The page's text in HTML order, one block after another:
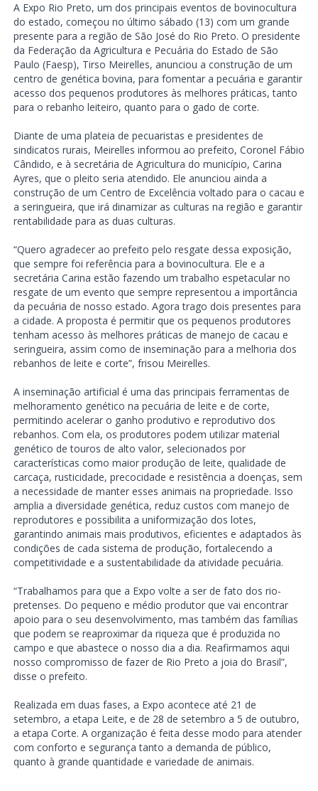
A Expo Rio Preto, um dos principais eventos de bovinocultura
do estado, começou no último sábado (13) com um grande
presente para a região de São José do Rio Preto. O presidente
da Federação da Agricultura e Pecuária do Estado de São
Paulo (Faesp), Tirso Meirelles, anunciou a construção de um
centro de genética bovina, para fomentar a pecuária e garantir
acesso dos pequenos produtores às melhores práticas, tanto
para o rebanho leiteiro, quanto para o gado de corte.
Diante de uma plateia de pecuaristas e presidentes de
sindicatos rurais, Meirelles informou ao prefeito, Coronel Fábio
Cândido, e à secretária de Agricultura do município, Carina
Ayres, que o pleito seria atendido. Ele anunciou ainda a
construção de um Centro de Excelência voltado para o cacau e
a seringueira, que irá dinamizar as culturas na região e garantir
rentabilidade para as duas culturas.
“Quero agradecer ao prefeito pelo resgate dessa exposição,
que sempre foi referência para a bovinocultura. Ele e a
secretária Carina estão fazendo um trabalho espetacular no
resgate de um evento que sempre representou a importância
da pecuária de nosso estado. Agora trago dois presentes para
a cidade. A proposta é permitir que os pequenos produtores
tenham acesso às melhores práticas de manejo de cacau e
seringueira, assim como de inseminação para a melhoria dos
rebanhos de leite e corte”, frisou Meirelles.
A inseminação artificial é uma das principais ferramentas de
melhoramento genético na pecuária de leite e de corte,
permitindo acelerar o ganho produtivo e reprodutivo dos
rebanhos. Com ela, os produtores podem utilizar material
genético de touros de alto valor, selecionados por
características como maior produção de leite, qualidade de
carcaça, rusticidade, precocidade e resistência a doenças, sem
a necessidade de manter esses animais na propriedade. Isso
amplia a diversidade genética, reduz custos com manejo de
reprodutores e possibilita a uniformização dos lotes,
garantindo animais mais produtivos, eficientes e adaptados às
condições de cada sistema de produção, fortalecendo a
competitividade e a sustentabilidade da atividade pecuária.
“Trabalhamos para que a Expo volte a ser de fato dos rio-
pretenses. Do pequeno e médio produtor que vai encontrar
apoio para o seu desenvolvimento, mas também das famílias
que podem se reaproximar da riqueza que é produzida no
campo e que abastece o nosso dia a dia. Reafirmamos aqui
nosso compromisso de fazer de Rio Preto a joia do Brasil”,
disse o prefeito.
Realizada em duas fases, a Expo acontece até 21 de
setembro, a etapa Leite, e de 28 de setembro a 5 de outubro,
a etapa Corte. A organização é feita desse modo para atender
com conforto e segurança tanto a demanda de público,
quanto à grande quantidade e variedade de animais.